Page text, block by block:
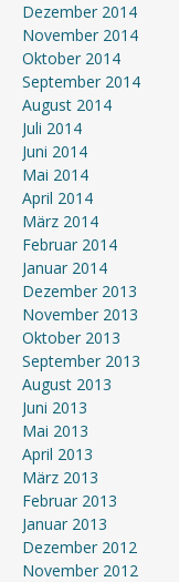
Dezember 2014
November 2014
Oktober 2014
September 2014
August 2014
Juli 2014
Juni 2014
Mai 2014
April 2014
März 2014
Februar 2014
Januar 2014
Dezember 2013
November 2013
Oktober 2013
September 2013
August 2013
Juni 2013
Mai 2013
April 2013
März 2013
Februar 2013
Januar 2013
Dezember 2012
November 2012